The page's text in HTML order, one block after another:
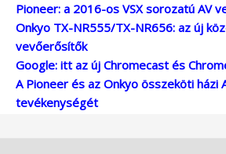
Pioneer: a 2016-os VSX sorozatú AV
Onkyo TX-NR555/TX-NR656: az új
vevőerősítők
Google: itt az új Chromecast és
A Pioneer és az Onkyo összeköti házi
tevékenységét